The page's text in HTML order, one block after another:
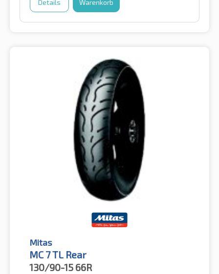
Details Warenkorb
Mitas
MC 7 TL Rear
130/90-15 66R